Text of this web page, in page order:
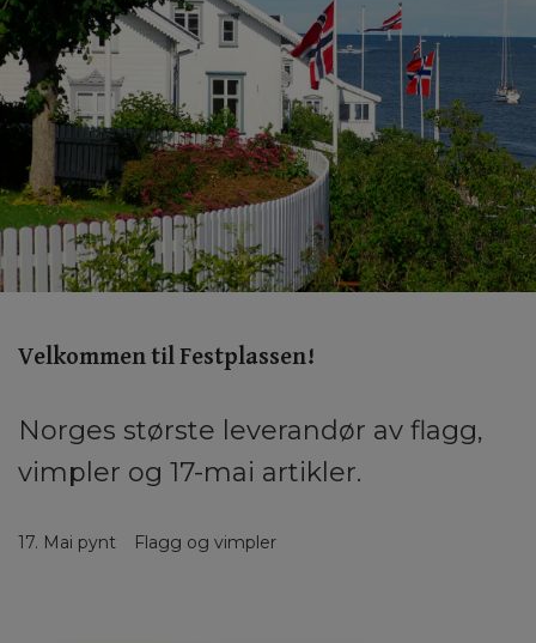
Velkommen til Festplassen!
Norges største leverandør av flagg,
vimpler og 17-mai artikler.
17. Mai pynt Flagg og vimpler